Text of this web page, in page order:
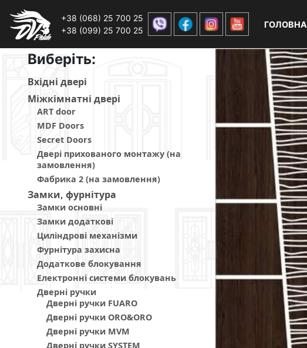
+38 (068) 25 700 25
+38 (099) 25 700 25
ГОЛОВНА
Виберiть:
Вхiднi дверi
Мiжкiмнатнi дверi
ART door
MDF Doors
Secret Doors
Двері прихованого монтажу (на
замовлення)
Фабрика 2 (на замовлення)
Замки, фурнітура
Замки основні
Замки додаткові
Циліндрові механізми
Фурнітура захисна
Додаткове блокування
Електронні системи блокувань
Дверні ручки
Дверні ручки FUARO
Дверні ручки ORO&ORO
Дверні ручки MVM
Дверні ручки SYSTEM